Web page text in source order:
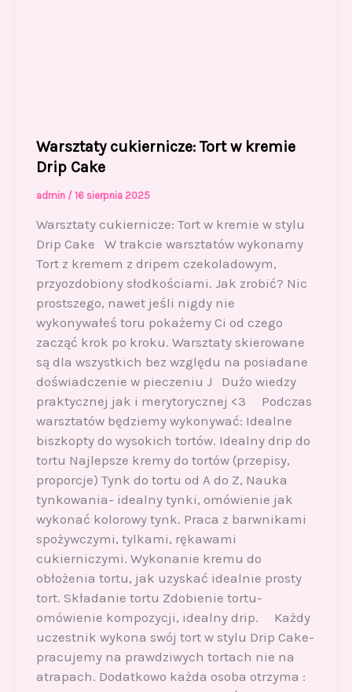
Warsztaty cukiernicze: Tort w kremie
Drip Cake
admin / 16 sierpnia 2025
Warsztaty cukiernicze: Tort w kremie w stylu
Drip Cake W trakcie warsztatów wykonamy
Tort z kremem z dripem czekoladowym,
przyozdobiony słodkościami. Jak zrobić? Nic
prostszego, nawet jeśli nigdy nie
wykonywałeś toru pokażemy Ci od czego
zacząć krok po kroku. Warsztaty skierowane
są dla wszystkich bez względu na posiadane
doświadczenie w pieczeniu J Dużo wiedzy
praktycznej jak i merytorycznej <3 Podczas
warsztatów będziemy wykonywać: Idealne
biszkopty do wysokich tortów. Idealny drip do
tortu Najlepsze kremy do tortów (przepisy,
proporcje) Tynk do tortu od A do Z, Nauka
tynkowania- idealny tynki, omówienie jak
wykonać kolorowy tynk. Praca z barwnikami
spożywczymi, tylkami, rękawami
cukierniczymi. Wykonanie kremu do
obłożenia tortu, jak uzyskać idealnie prosty
tort. Składanie tortu Zdobienie tortu-
omówienie kompozycji, idealny drip. Każdy
uczestnik wykona swój tort w stylu Drip Cake-
pracujemy na prawdziwych tortach nie na
atrapach. Dodatkowo każda osoba otrzyma :